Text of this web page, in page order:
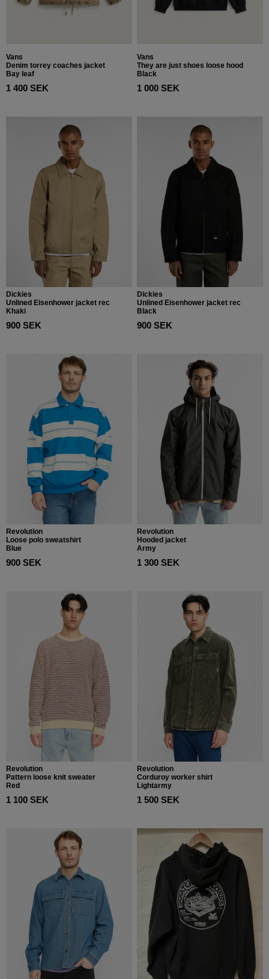
Vans
Denim torrey coaches jacket
Bay leaf
1 400 SEK
Vans
They are just shoes loose hood
Black
1 000 SEK
Dickies
Unlined Eisenhower jacket rec
Khaki
900 SEK
Dickies
Unlined Eisenhower jacket rec
Black
900 SEK
Revolution
Loose polo sweatshirt
Blue
900 SEK
Revolution
Hooded jacket
Army
1 300 SEK
Revolution
Pattern loose knit sweater
Red
1 100 SEK
Revolution
Corduroy worker shirt
Lightarmy
1 500 SEK